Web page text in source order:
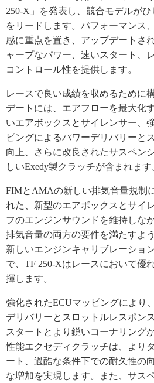
250-X」を発表し、競合モデルがひ
をリードします。パフォーマンス
感に重点を置き、アップデートさ
ャープなパワー、速いスタート、
コントロール性を提供します。
レースで良い成績を収めるために
デートには、エアフローを最大化
いエアボックスとサイレンサー、
ピングによるパワーデリバリーと
向上、さらに改良されたサスペン
しいExedy製クラッチが含まれます
FIMとAMAの新しい排気音量規制
れた、新型のエアボックスとサイ
フのエンジンサウンドを維持しな
排気音量の両方の要件を満たすよ
新しいエンジンキャリブレーショ
で、TF 250-Xはレースにおいて優
揮します。
強化されたECUマッピングにより
デリバリーとスロットルレスポン
スタートとより鋭いコーナリング
性能エクセディクラッチは、より
ート、過酷な条件下での耐久性の
な増加を実現します。また、サス